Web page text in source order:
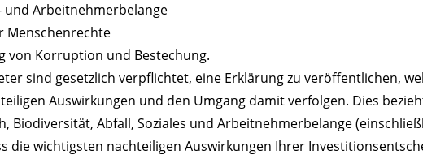
und Arbeitnehmerbelange
Menschenrechte
von Korruption und Bestechung.
sind gesetzlich verpflichtet, eine Erklärung zu veröffentlichen,
Auswirkungen und den Umgang damit verfolgen. Dies
Biodiversität, Abfall, Soziales und Arbeitnehmerbelange
die wichtigsten nachteiligen Auswirkungen Ihrer